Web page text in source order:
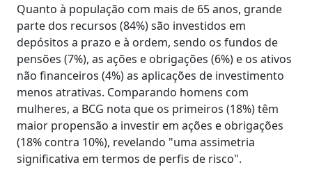
Quanto à população com mais de 65 anos, grande
parte dos recursos (84%) são investidos em
depósitos a prazo e à ordem, sendo os fundos de
pensões (7%), as ações e obrigações (6%) e os ativos
não financeiros (4%) as aplicações de investimento
menos atrativas. Comparando homens com
mulheres, a BCG nota que os primeiros (18%) têm
maior propensão a investir em ações e obrigações
(18% contra 10%), revelando "uma assimetria
significativa em termos de perfis de risco".